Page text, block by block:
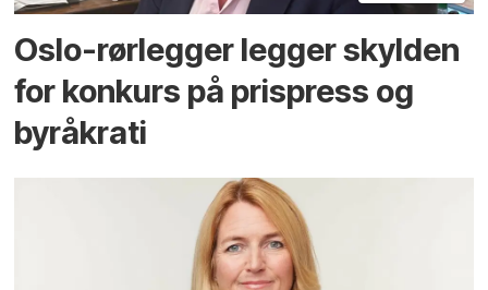
Oslo-rørlegger legger skylden
for konkurs på prispress og
byråkrati